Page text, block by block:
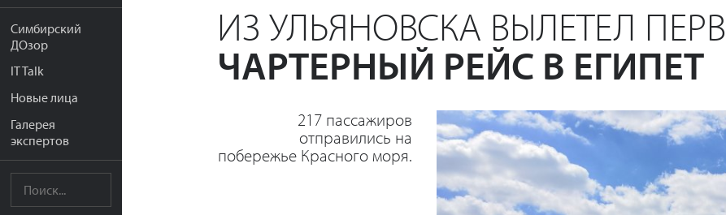
Симбирский
ДОзор
IT Talk
Новые лица
Галерея
экспертов
ИЗ УЛЬЯНОВСКА ВЫЛЕТЕЛ
ЧАРТЕРНЫЙ РЕЙС В ЕГИПЕТ
217 пассажиров
отправились на
побережье Красного моря.